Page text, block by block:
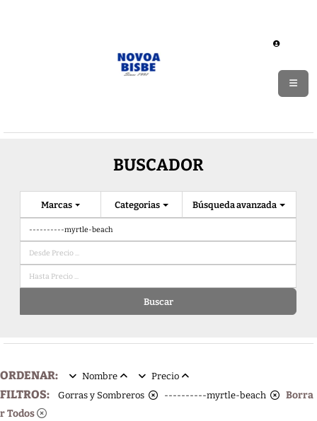
BUSCADOR
Categorias
Marcas Búsqueda avanzada
Buscar
ORDENAR: Nombre Precio
FILTROS: Gorras y Sombreros ----------myrtle-beach
Borra
r Todos